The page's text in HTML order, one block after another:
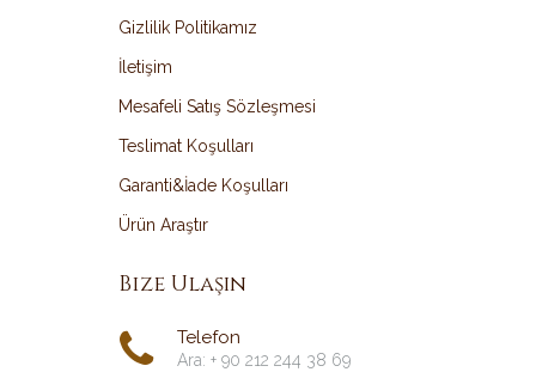
Gizlilik Politikamız
İletişim
Mesafeli Satış Sözleşmesi
Teslimat Koşulları
Garanti&İade Koşulları
Ürün Araştır
Bize Ulaşın
Telefon
Ara: + 90 212 244 38 69